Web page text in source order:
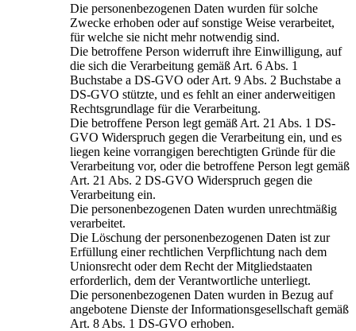
Die personenbezogenen Daten wurden für solche
Zwecke erhoben oder auf sonstige Weise verarbeitet,
für welche sie nicht mehr notwendig sind.
Die betroffene Person widerruft ihre Einwilligung, auf
die sich die Verarbeitung gemäß Art. 6 Abs. 1
Buchstabe a DS-GVO oder Art. 9 Abs. 2 Buchstabe a
DS-GVO stützte, und es fehlt an einer anderweitigen
Rechtsgrundlage für die Verarbeitung.
Die betroffene Person legt gemäß Art. 21 Abs. 1 DS-
GVO Widerspruch gegen die Verarbeitung ein, und es
liegen keine vorrangigen berechtigten Gründe für die
Verarbeitung vor, oder die betroffene Person legt gemäß
Art. 21 Abs. 2 DS-GVO Widerspruch gegen die
Verarbeitung ein.
Die personenbezogenen Daten wurden unrechtmäßig
verarbeitet.
Die Löschung der personenbezogenen Daten ist zur
Erfüllung einer rechtlichen Verpflichtung nach dem
Unionsrecht oder dem Recht der Mitgliedstaaten
erforderlich, dem der Verantwortliche unterliegt.
Die personenbezogenen Daten wurden in Bezug auf
angebotene Dienste der Informationsgesellschaft gemäß
Art. 8 Abs. 1 DS-GVO erhoben.